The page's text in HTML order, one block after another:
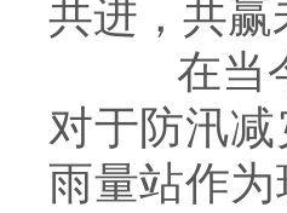
共进，共赢
在当今
对于防汛
雨量站作